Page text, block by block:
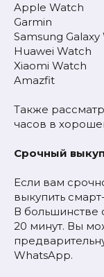
Apple Watch
Garmin
Samsung Galaxy
Huawei Watch
Xiaomi Watch
Amazfit
Также
часов в
Срочный
Если вам
выкупить
В большинстве
20 минут. Вы
WhatsApp.